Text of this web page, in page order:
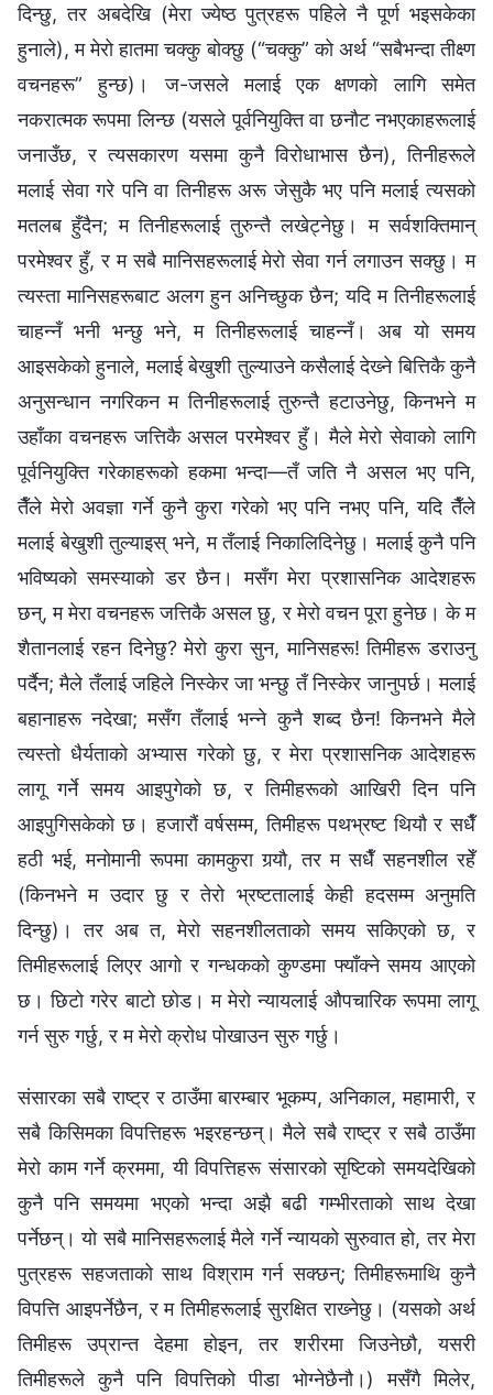
दिन्छु, तर अबदेखि (मेरा ज्येष्ठ पुत्रहरू पहिले नै पूर्ण भइसकेका
हुनाले), म मेरो हातमा चक्कु बोक्छु (“चक्कु” को अर्थ “सबैभन्दा तीक्ष्ण
वचनहरू” हुन्छ)। ज-जसले मलाई एक क्षणको लागि समेत
नकरात्मक रूपमा लिन्छ (यसले पूर्वनियुक्ति वा छनौट नभएकाहरूलाई
जनाउँछ, र त्यसकारण यसमा कुनै विरोधाभास छैन), तिनीहरूले
मलाई सेवा गरे पनि वा तिनीहरू अरू जेसुकै भए पनि मलाई त्यसको
मतलब हुँदैन; म तिनीहरूलाई तुरुन्तै लखेट्नेछु। म सर्वशक्तिमान्‌
परमेश्‍वर हुँ, र म सबै मानिसहरूलाई मेरो सेवा गर्न लगाउन सक्छु। म
त्यस्ता मानिसहरूबाट अलग हुन अनिच्छुक छैन; यदि म तिनीहरूलाई
चाहन्‍नँ भनी भन्छु भने, म तिनीहरूलाई चाहन्‍नँ। अब यो समय
आइसकेको हुनाले, मलाई बेखुशी तुल्याउने कसैलाई देख्‍ने बित्तिकै कुनै
अनुसन्धान नगरिकन म तिनीहरूलाई तुरुन्तै हटाउनेछु, किनभने म
उहाँका वचनहरू जत्तिकै असल परमेश्‍वर हुँ। मैले मेरो सेवाको लागि
पूर्वनियुक्ति गरेकाहरूको हकमा भन्दा—तँ जति नै असल भए पनि,
तैँले मेरो अवज्ञा गर्ने कुनै कुरा गरेको भए पनि नभए पनि, यदि तैँले
मलाई बेखुशी तुल्याइस् भने, म तँलाई निकालिदिनेछु। मलाई कुनै पनि
भविष्यको समस्याको डर छैन। मसँग मेरा प्रशासनिक आदेशहरू
छन्, म मेरा वचनहरू जत्तिकै असल छु, र मेरो वचन पूरा हुनेछ। के म
शैतानलाई रहन दिनेछु? मेरो कुरा सुन, मानिसहरू! तिमीहरू डराउनु
पर्दैन; मैले तँलाई जहिले निस्केर जा भन्छु तँ निस्केर जानुपर्छ। मलाई
बहानाहरू नदेखा; मसँग तँलाई भन्‍ने कुनै शब्‍द छैन! किनभने मैले
त्यस्तो धैर्यताको अभ्यास गरेको छु, र मेरा प्रशासनिक आदेशहरू
लागू गर्ने समय आइपुगेको छ, र तिमीहरूको आखिरी दिन पनि
आइपुगिसकेको छ। हजारौं वर्षसम्‍म, तिमीहरू पथभ्रष्ट थियौ र सधैँ
हठी भई, मनोमानी रूपमा कामकुरा गर्‍यौ, तर म सधैँ सहनशील रहेँ
(किनभने म उदार छु र तेरो भ्रष्टतालाई केही हदसम्‍म अनुमति
दिन्छु)। तर अब त, मेरो सहनशीलताको समय सकिएको छ, र
तिमीहरूलाई लिएर आगो र गन्धकको कुण्डमा फ्याँक्‍ने समय आएको
छ। छिटो गरेर बाटो छोड। म मेरो न्यायलाई औपचारिक रूपमा लागू
गर्न सुरु गर्छु, र म मेरो क्रोध पोखाउन सुरु गर्छु।
संसारका सबै राष्ट्र र ठाउँमा बारम्‍बार भूकम्‍प, अनिकाल, महामारी, र
सबै किसिमका विपत्तिहरू भइरहन्छन्। मैले सबै राष्ट्र र सबै ठाउँमा
मेरो काम गर्ने क्रममा, यी विपत्तिहरू संसारको सृष्टिको समयदेखिको
कुनै पनि समयमा भएको भन्दा अझै बढी गम्‍भीरताको साथ देखा
पर्नेछन्। यो सबै मानिसहरूलाई मैले गर्ने न्यायको सुरुवात हो, तर मेरा
पुत्रहरू सहजताको साथ विश्राम गर्न सक्छन्; तिमीहरूमाथि कुनै
विपत्ति आइपर्नेछैन, र म तिमीहरूलाई सुरक्षित राख्‍नेछु। (यसको अर्थ
तिमीहरू उप्रान्त देहमा होइन, तर शरीरमा जिउनेछौ, यसरी
तिमीहरूले कुनै पनि विपत्तिको पीडा भोग्‍नेछैनौ।) मसँगै मिलेर,